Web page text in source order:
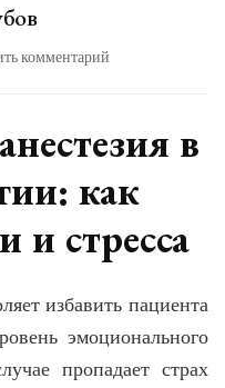
комментарий
лечении
в
как
и стресса
избавить пациента
эмоционального
пропадает страх